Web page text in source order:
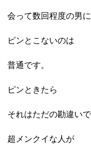
会って数回程度の男に
ピンとこないのは
普通です。
ピンときたら
それはただの勘違いで
超メンクイな人が